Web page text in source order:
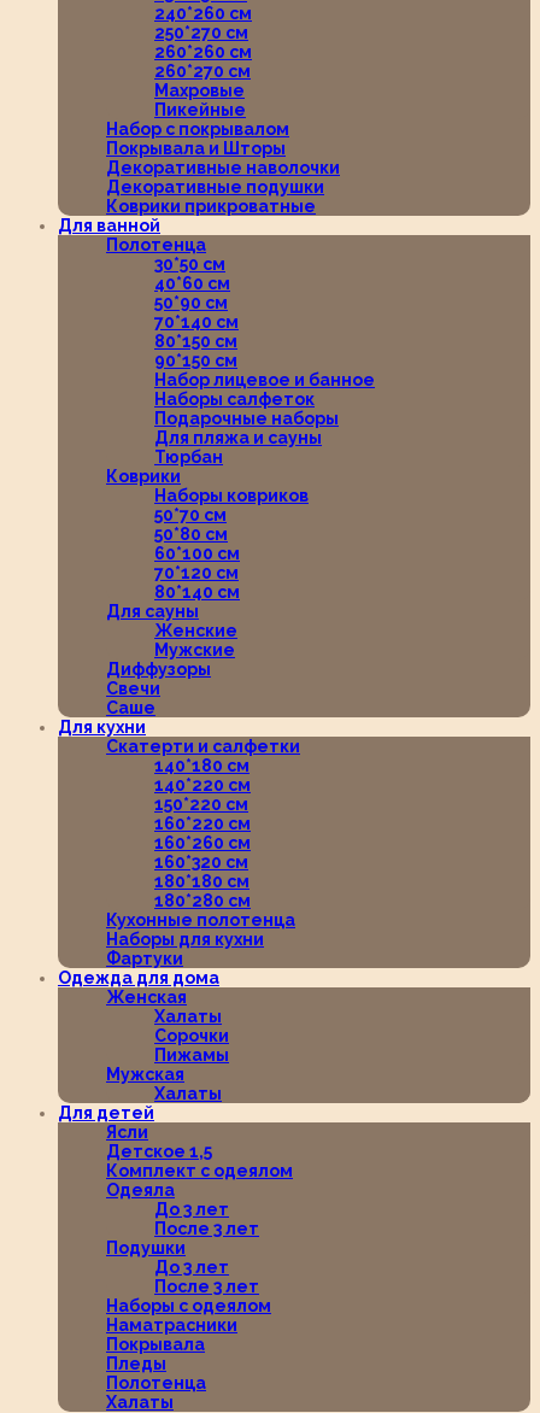
240*260 см
250*270 см
260*260 см
260*270 см
Махровые
Пикейные
Набор с покрывалом
Покрывала и Шторы
Декоративные наволочки
Декоративные подушки
Коврики прикроватные
Для ванной
Полотенца
30*50 см
40*60 см
50*90 см
70*140 см
80*150 см
90*150 см
Набор лицевое и банное
Наборы салфеток
Подарочные наборы
Для пляжа и сауны
Тюрбан
Коврики
Наборы ковриков
50*70 см
50*80 см
60*100 см
70*120 см
80*140 см
Для сауны
Женские
Мужские
Диффузоры
Свечи
Саше
Для кухни
Скатерти и салфетки
140*180 см
140*220 см
150*220 см
160*220 см
160*260 см
160*320 см
180*180 см
180*280 см
Кухонные полотенца
Наборы для кухни
Фартуки
Одежда для дома
Женская
Халаты
Сорочки
Пижамы
Мужская
Халаты
Для детей
Ясли
Детское 1,5
Комплект с одеялом
Одеяла
До 3 лет
После 3 лет
Подушки
До 3 лет
После 3 лет
Наборы с одеялом
Наматрасники
Покрывала
Пледы
Полотенца
Халаты